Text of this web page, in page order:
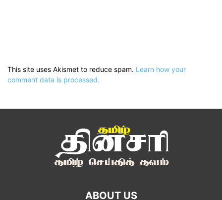
This site uses Akismet to reduce spam. Learn how your
comment data is processed.
ABOUT US